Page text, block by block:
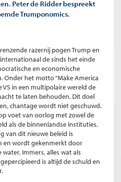
Peter de Ridder bespreekt
Trumponomics.
razernij pogen Trump en
de sinds het einde
en economische
Onder het motto “Make America
VS in een multipolaire wereld de
te laten behouden. Dit doel
chantage wordt niet geschuwd.
voet van oorlog met zowel de
als de binnenlandse instituties.
van dit nieuwe beleid is
en wordt gekenmerkt door
Immers, alles wat als
is altijd de schuld en